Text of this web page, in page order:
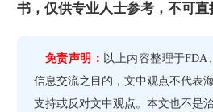
书，仅供专业人士参考，不可
免责声明： 以上内容整理于FDA
信息交流之目的，文中观点不代表
支持或反对文中观点。本文也不是